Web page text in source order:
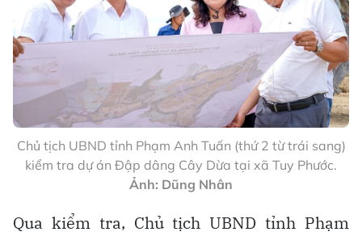
Chủ tịch UBND tỉnh Phạm Anh Tuấn (thứ 2 từ trái sang)
kiểm tra dự án Đập dâng Cây Dừa tại xã Tuy Phước.
Ảnh: Dũng Nhân
Qua kiểm tra, Chủ tịch UBND tỉnh Phạm